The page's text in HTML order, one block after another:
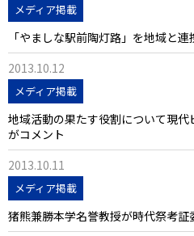
メディア掲載
「やましな駅前陶灯路」を地域と
2013.10.12
メディア掲載
地域活動の果たす役割について現
がコメント
2013.10.11
メディア掲載
猪熊兼勝本学名誉教授が時代祭考証